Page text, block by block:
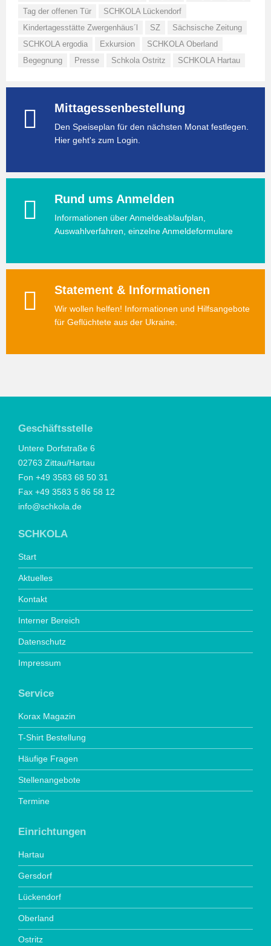
Tag der offenen Tür
SCHKOLA Lückendorf
Kindertagesstätte Zwergenhäus´l
SZ
Sächsische Zeitung
SCHKOLA ergodia
Exkursion
SCHKOLA Oberland
Begegnung
Presse Schkola Ostritz SCHKOLA Hartau
Mittagessenbestellung
Den Speiseplan für den nächsten Monat festlegen.
Hier geht's zum Login.
Rund ums Anmelden
Informationen über Anmeldeablaufplan,
Auswahlverfahren, einzelne Anmeldeformulare
Statement & Informationen
Wir wollen helfen! Informationen und Hilfsangebote
für Geflüchtete aus der Ukraine.
Geschäftsstelle
Untere Dorfstraße 6
02763 Zittau/Hartau
Fon +49 3583 68 50 31
Fax +49 3583 5 86 58 12
info@schkola.de
SCHKOLA
Start
Aktuelles
Kontakt
Interner Bereich
Datenschutz
Impressum
Service
Korax Magazin
T-Shirt Bestellung
Häufige Fragen
Stellenangebote
Termine
Einrichtungen
Hartau
Gersdorf
Lückendorf
Oberland
Ostritz